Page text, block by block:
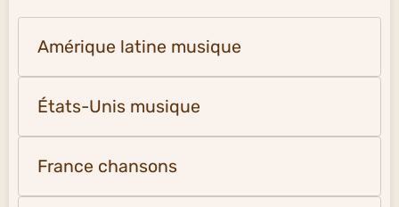
Amérique latine musique
États-Unis musique
France chansons